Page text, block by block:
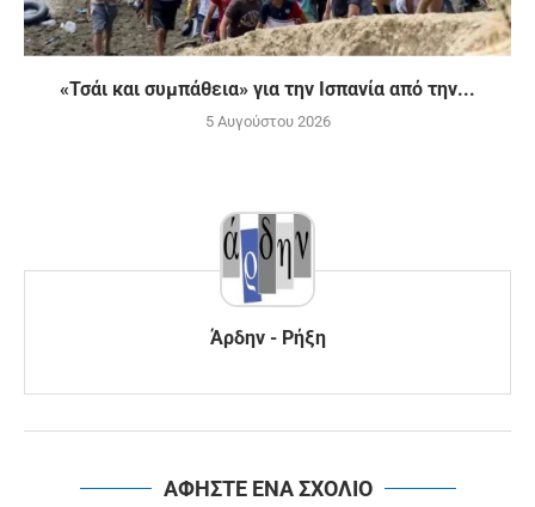
«Τσάι και συμπάθεια» για την Ισπανία από την...
5 Αυγούστου 2026
Άρδην - Ρήξη
ΑΦΗΣΤΕ ΕΝΑ ΣΧΟΛΙΟ